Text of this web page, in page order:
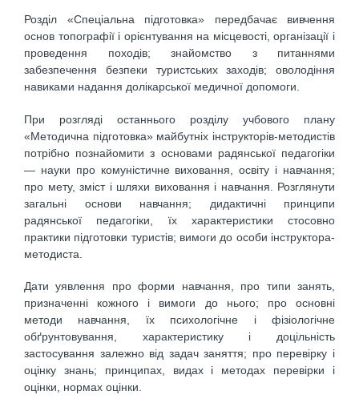
Розділ «Спеціальна підготовка» передбачає вивчення
основ топографії і орієнтування на місцевості, організації і
проведення походів; знайомство з питаннями
забезпечення безпеки туристських заходів; оволодіння
навиками надання долікарської медичної допомоги.
При розгляді останнього розділу учбового плану
«Методична підготовка» майбутніх інструкторів-методистів
потрібно познайомити з основами радянської педагогіки
— науки про комуністичне виховання, освіту і навчання;
про мету, зміст і шляхи виховання і навчання. Розглянути
загальні основи навчання; дидактичні принципи
радянської педагогіки, їх характеристики стосовно
практики підготовки туристів; вимоги до особи інструктора-
методиста.
Дати уявлення про форми навчання, про типи занять,
призначенні кожного і вимоги до нього; про основні
методи навчання, їх психологічне і фізіологічне
обґрунтовування, характеристику і доцільність
застосування залежно від задач заняття; про перевірку і
оцінку знань; принципах, видах і методах перевірки і
оцінки, нормах оцінки.